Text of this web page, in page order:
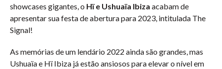
showcases gigantes, o Hï e Ushuaïa Ibiza acabam de
apresentar sua festa de abertura para 2023, intitulada The
Signal!
As memórias de um lendário 2022 ainda são grandes, mas
Ushuaïa e Hï Ibiza já estão ansiosos para elevar o nível em